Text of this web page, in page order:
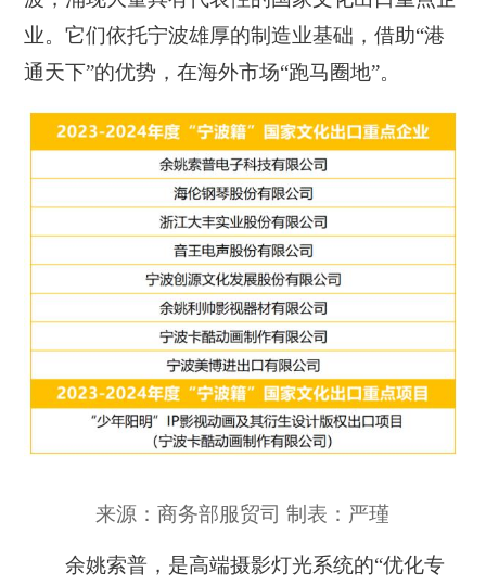
业。它们依托宁波雄厚的制造业基础，借助“港
通天下”的优势，在海外市场“跑马圈地”。
来源：商务部服贸司 制表：严瑾
余姚索普，是高端摄影灯光系统的“优化专